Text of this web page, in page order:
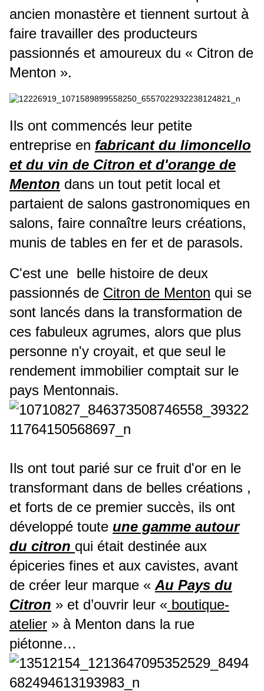
ancien monastère et tiennent surtout à
faire travailler des producteurs
passionnés et amoureux du « Citron de
Menton ».
Ils ont commencés leur petite
entreprise en fabricant du limoncello
et du vin de Citron et d'orange de
Menton dans un tout petit local et
partaient de salons gastronomiques en
salons, faire connaître leurs créations,
munis de tables en fer et de parasols.
C'est une belle histoire de deux
passionnés de Citron de Menton qui se
sont lancés dans la transformation de
ces fabuleux agrumes, alors que plus
personne n'y croyait, et que seul le
rendement immobilier comptait sur le
pays Mentonnais.
Ils ont tout parié sur ce fruit d'or en le
transformant dans de belles créations ,
et forts de ce premier succès, ils ont
développé toute une gamme autour
du citron qui était destinée aux
épiceries fines et aux cavistes, avant
de créer leur marque « Au Pays du
Citron » et d’ouvrir leur « boutique-
atelier » à Menton dans la rue
piétonne…